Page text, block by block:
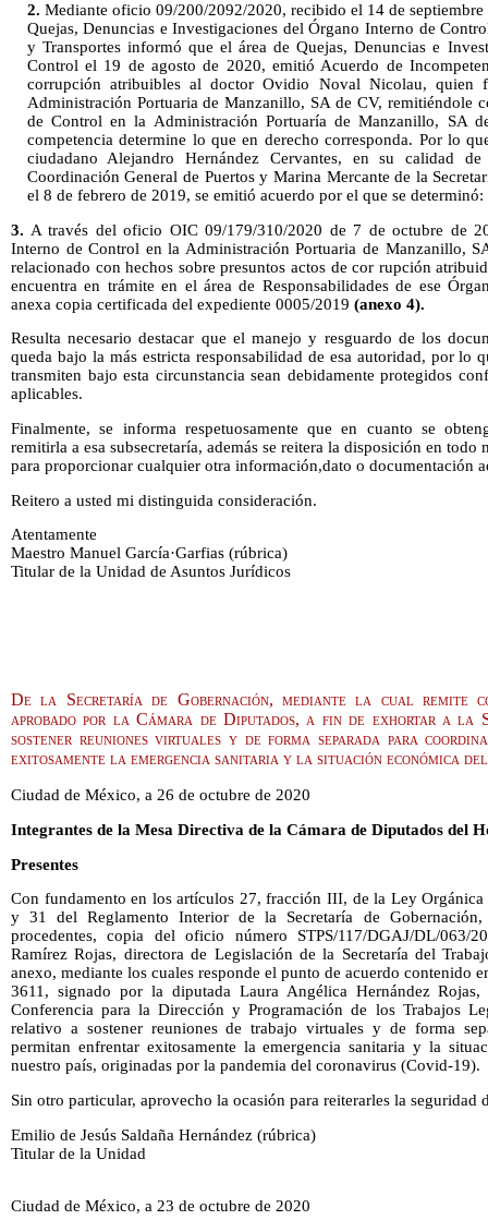
2. Mediante oficio 09/200/2092/2020, recibido el 14 de
Quejas, Denuncias e Investigaciones del Órgano Interno de
y Transportes informó que el área de Quejas, Denuncias e
Control el 19 de agosto de 2020, emitió Acuerdo de
corrupción atribuibles al doctor Ovidio Noval Nicolau, quien
Administración Portuaria de Manzanillo, SA de CV, remitiéndole
de Control en la Administración Portuaría de Manzanillo, SA
competencia determine lo que en derecho corresponda. Por lo
ciudadano Alejandro Hernández Cervantes, en su calidad
Coordinación General de Puertos y Marina Mercante de la
el 8 de febrero de 2019, se emitió acuerdo por el que se
3. A través del oficio OIC 09/179/310/2020 de 7 de octubre de
Interno de Control en la Administración Portuaria de Manzanillo,
relacionado con hechos sobre presuntos actos de cor rupción
encuentra en trámite en el área de Responsabilidades de ese
anexa copia certificada del expediente 0005/2019 (anexo 4).
Resulta necesario destacar que el manejo y resguardo de los
queda bajo la más estricta responsabilidad de esa autoridad, por lo
transmiten bajo esta circunstancia sean debidamente protegidos
aplicables.
Finalmente, se informa respetuosamente que en cuanto se
remitirla a esa subsecretaría, además se reitera la disposición en todo
para proporcionar cualquier otra información,dato o documentación
Reitero a usted mi distinguida consideración.
Atentamente
Maestro Manuel García·Garfias (rúbrica)
Titular de la Unidad de Asuntos Jurídicos
De la Secretaría de Gobernación, mediante la cual remite
aprobado por la Cámara de Diputados, a fin de exhortar a
sostener reuniones virtuales y de forma separada para
exitosamente la emergencia sanitaria y la situación económica
Ciudad de México, a 26 de octubre de 2020
Integrantes de la Mesa Directiva de la Cámara de Diputados del
Presentes
Con fundamento en los artículos 27, fracción III, de la Ley
y 31 del Reglamento Interior de la Secretaría de
procedentes, copia del oficio número STPS/117/DGAJ/DL/063/
Ramírez Rojas, directora de Legislación de la Secretaría del
anexo, mediante los cuales responde el punto de acuerdo contenido
3611, signado por la diputada Laura Angélica Hernández
Conferencia para la Dirección y Programación de los Trabajos
relativo a sostener reuniones de trabajo virtuales y de forma
permitan enfrentar exitosamente la emergencia sanitaria y la
nuestro país, originadas por la pandemia del coronavirus (Covid-19).
Sin otro particular, aprovecho la ocasión para reiterarles la
Emilio de Jesús Saldaña Hernández (rúbrica)
Titular de la Unidad
Ciudad de México, a 23 de octubre de 2020